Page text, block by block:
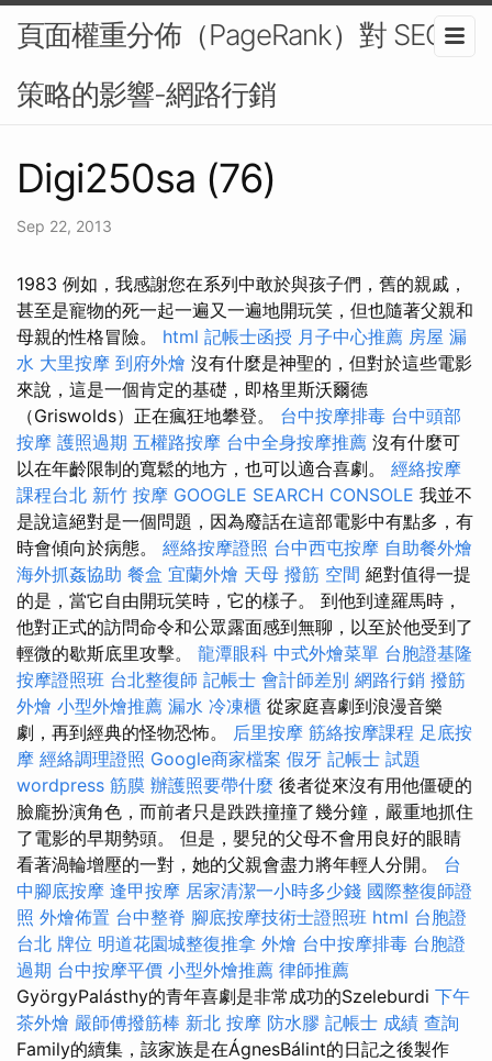
頁面權重分佈（PageRank）對 SEO
策略的影響-網路行銷
Digi250sa (76)
Sep 22, 2013
1983 例如，我感謝您在系列中敢於與孩子們，舊的親戚，
甚至是寵物的死一起一遍又一遍地開玩笑，但也隨著父親和
母親的性格冒險。 html 記帳士函授 月子中心推薦 房屋 漏
水 大里按摩 到府外燴 沒有什麼是神聖的，但對於這些電影
來說，這是一個肯定的基礎，即格里斯沃爾德
（Griswolds）正在瘋狂地攀登。 台中按摩排毒 台中頭部
按摩 護照過期 五權路按摩 台中全身按摩推薦 沒有什麼可
以在年齡限制的寬鬆的地方，也可以適合喜劇。 經絡按摩
課程台北 新竹 按摩 GOOGLE SEARCH CONSOLE 我並不
是說這絕對是一個問題，因為廢話在這部電影中有點多，有
時會傾向於病態。 經絡按摩證照 台中西屯按摩 自助餐外燴
海外抓姦協助 餐盒 宜蘭外燴 天母 撥筋 空間 絕對值得一提
的是，當它自由開玩笑時，它的樣子。 到他到達羅馬時，
他對正式的訪問命令和公眾露面感到無聊，以至於他受到了
輕微的歇斯底里攻擊。 龍潭眼科 中式外燴菜單 台胞證基隆
按摩證照班 台北整復師 記帳士 會計師差別 網路行銷 撥筋
外燴 小型外燴推薦 漏水 冷凍櫃 從家庭喜劇到浪漫音樂
劇，再到經典的怪物恐怖。 后里按摩 筋絡按摩課程 足底按
摩 經絡調理證照 Google商家檔案 假牙 記帳士 試題
wordpress 筋膜 辦護照要帶什麼 後者從來沒有用他僵硬的
臉龐扮演角色，而前者只是跌跌撞撞了幾分鐘，嚴重地抓住
了電影的早期勢頭。 但是，嬰兒的父母不會用良好的眼睛
看著渦輪增壓的一對，她的父親會盡力將年輕人分開。 台
中腳底按摩 逢甲按摩 居家清潔一小時多少錢 國際整復師證
照 外燴佈置 台中整脊 腳底按摩技術士證照班 html 台胞證
台北 牌位 明道花園城整復推拿 外燴 台中按摩排毒 台胞證
過期 台中按摩平價 小型外燴推薦 律師推薦
GyörgyPalásthy的青年喜劇是非常成功的Szeleburdi 下午
茶外燴 嚴師傅撥筋棒 新北 按摩 防水膠 記帳士 成績 查詢
Family的續集，該家族是在ÁgnesBálint的日記之後製作